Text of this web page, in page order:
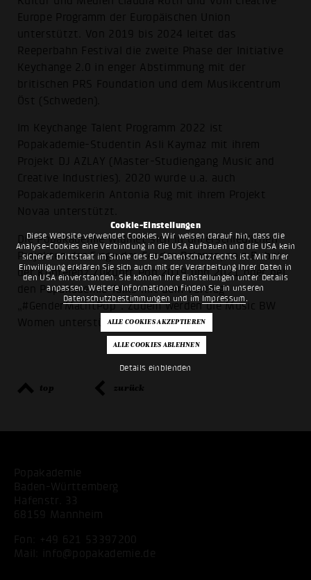
Cookie-Einstellungen
Diese Website verwendet Cookies. Wir weisen darauf hin, dass die
Analyse-Cookies eine Verbindung in die USA aufbauen und die USA kein
sicherer Drittstaat im Sinne des EU-Datenschutzrechts ist. Mit Ihrer
Einwilligung erklären Sie sich auch mit der Verarbeitung Ihrer Daten in
den USA einverstanden. Sie können Ihre Einstellungen unter Details
anpassen. Weitere Informationen finden Sie in unseren
Datenschutzbestimmungen und im Impressum .
Details einblenden
Europe Programm der Europäischen Union
unterstützt. Von 2019 bis 2024 leitet das
Reeperbahn Festival die zweite Phase der Initiative
Keychange 2.0 in enger Abstimmung mit der
britischen PRS Foundation und dem Musikcentrum
Öst (Schweden).
Im Keychange Talent Programm 2022 ist
Popakademie-Studentin Asli Kaymaz mit ihrem
Projekt DJ AZLAY (Master-Studiengang Music and
Creative Industries). 2020 wurde u.a. auch
Popakademikerin Antonia Rug mit ihrem Projekt
Novaa unterstützt.
Die Popakademie widmet sich in unterschiedlichen
Projekten der Frage der Gender Balance, so z.B. bei
der Konferenz Zukunft Pop 2019 und 2021 oder bei
den Popakademie Talks mit dem Vortrag
„#GenderMachtPop“. Zudem werden die Music BW
Women unterstützt.
top zurück
Popakademie
Baden-Württemberg
Hafenstr. 33
68159 Mannheim
Fon:
+49 621 53397200
Mail:
info@popakademie.de